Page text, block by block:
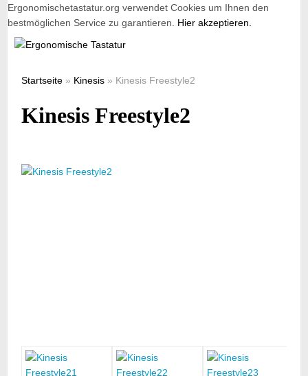
Ergonomischetastatur.org verwendet Cookies um Ihnen den
bestmöglichen Service zu garantieren. Hier akzeptieren.
Startseite » Kinesis » Kinesis Freestyle2
Kinesis Freestyle2